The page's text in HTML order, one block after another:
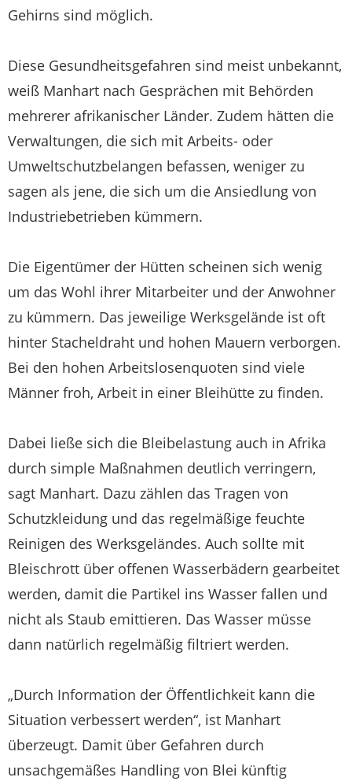
Gehirns sind möglich.
Diese Gesundheitsgefahren sind meist unbekannt,
weiß Manhart nach Gesprächen mit Behörden
mehrerer afrikanischer Länder. Zudem hätten die
Verwaltungen, die sich mit Arbeits- oder
Umweltschutzbelangen befassen, weniger zu
sagen als jene, die sich um die Ansiedlung von
Industriebetrieben kümmern.
Die Eigentümer der Hütten scheinen sich wenig
um das Wohl ihrer Mitarbeiter und der Anwohner
zu kümmern. Das jeweilige Werksgelände ist oft
hinter Stacheldraht und hohen Mauern verborgen.
Bei den hohen Arbeitslosenquoten sind viele
Männer froh, Arbeit in einer Bleihütte zu finden.
Dabei ließe sich die Bleibelastung auch in Afrika
durch simple Maßnahmen deutlich verringern,
sagt Manhart. Dazu zählen das Tragen von
Schutzkleidung und das regelmäßige feuchte
Reinigen des Werksgeländes. Auch sollte mit
Bleischrott über offenen Wasserbädern gearbeitet
werden, damit die Partikel ins Wasser fallen und
nicht als Staub emittieren. Das Wasser müsse
dann natürlich regelmäßig filtriert werden.
„Durch Information der Öffentlichkeit kann die
Situation verbessert werden“, ist Manhart
überzeugt. Damit über Gefahren durch
unsachgemäßes Handling von Blei künftig